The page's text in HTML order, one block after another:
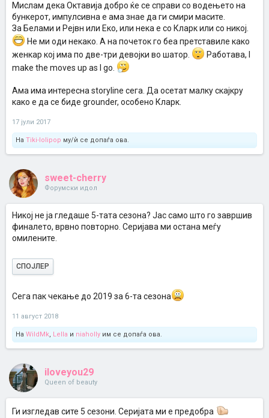
Мислам дека Октавија добро ќе се справи со водењето на
бункерот, импулсивна е ама знае да ги смири масите.
За Белами и Рејвн или Еко, или нека е со Кларк или со никој.
Не ми оди некако. А на почеток го беа претставиле како
женкар кој има по две-три девојки во шатор.
Работава, I
make the moves up as I go.
Ама има интересна storyline сега. Да осетат малку скајкру
како е да се биде grounder, особено Кларк.
17 јули 2017
На Tiki-lolipop му/ѝ се допаѓа ова.
sweet-cherry
Форумски идол
Никој не ја гледаше 5-тата сезона? Јас само што го завршив
финалето, врвно повторно. Серијава ми остана меѓу
омилените.
СПОЈЛЕР
Сега пак чекање до 2019 за 6-та сезона
11 август 2018
На WildMk, Lella и niaholly им се допаѓа ова.
iloveyou29
Queen of beauty
Ги изгледав сите 5 сезони. Серијата ми е предобра